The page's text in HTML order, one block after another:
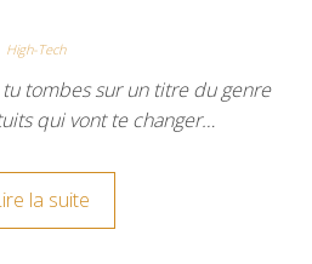
High-Tech
tombes sur un titre du genre
qui vont te changer…
la suite